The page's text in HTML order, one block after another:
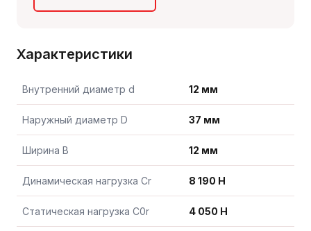
Характеристики
Внутренний диаметр d 12 мм
Наружный диаметр D 37 мм
Ширина B 12 мм
Динамическая нагрузка Cr 8 190 Н
Статическая нагрузка C0r 4 050 Н